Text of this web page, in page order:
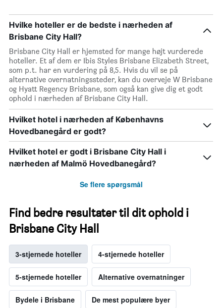
Hvilke hoteller er de bedste i nærheden af
Brisbane City Hall?
Brisbane City Hall er hjemsted for mange højt vurderede
hoteller. Et af dem er Ibis Styles Brisbane Elizabeth Street,
som p.t. har en vurdering på 8,5. Hvis du vil se på
alternative overnatningssteder, kan du overveje W Brisbane
og Hyatt Regency Brisbane, som også kan give dig et godt
ophold i nærheden af Brisbane City Hall.
Hvilket hotel i nærheden af Københavns
Hovedbanegård er godt?
Hvilket hotel er godt i Brisbane City Hall i
nærheden af Malmö Hovedbanegård?
Se flere spørgsmål
Find bedre resultater til dit ophold i
Brisbane City Hall
3-stjernede hoteller 4-stjernede hoteller
5-stjernede hoteller Alternative overnatninger
Bydele i Brisbane De mest populære byer